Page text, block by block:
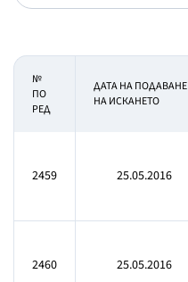
№
ПО
РЕД
ДАТА НА ПОДАВАНЕ
НА ИСКАНЕТО
2459 25.05.2016
2460 25.05.2016